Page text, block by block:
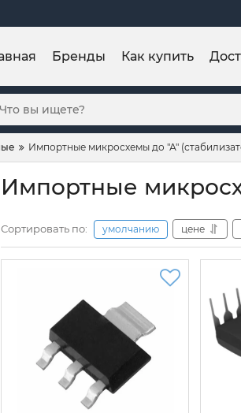
Бренды Как купить
Импортные микросхемы до "А"
Импортные
Сортировать по: умолчанию цене